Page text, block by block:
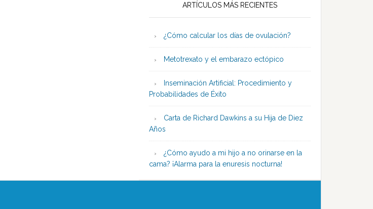
ARTÍCULOS MÁS RECIENTES
¿Cómo calcular los días de ovulación?
Metotrexato y el embarazo ectópico
Inseminación Artificial: Procedimiento y
Probabilidades de Éxito
Carta de Richard Dawkins a su Hija de Diez
Años
¿Cómo ayudo a mi hijo a no orinarse en la
cama? ¡Alarma para la enuresis nocturna!